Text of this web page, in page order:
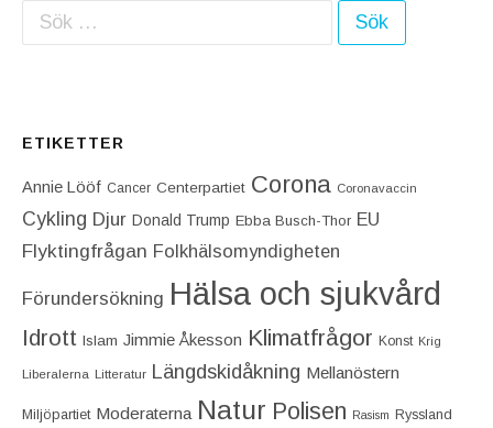
Sök efter:
ETIKETTER
Annie Lööf Cancer Centerpartiet‎ Corona Coronavaccin
Cykling Djur Donald Trump Ebba Busch-Thor EU
Flyktingfrågan Folkhälsomyndigheten
Förundersökning Hälsa och sjukvård
Idrott Islam Jimmie Åkesson Klimatfrågor Konst Krig
Liberalerna Litteratur Längdskidåkning Mellanöstern
Miljöpartiet Moderaterna Natur Polisen Rasism Ryssland